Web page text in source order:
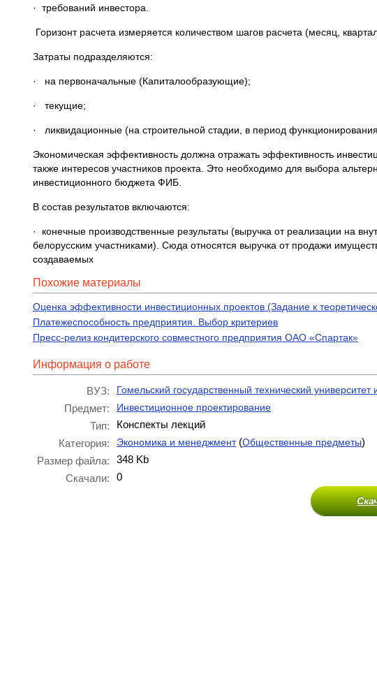
· требований инвестора.
Горизонт расчета измеряется количеством шагов расчета (месяц,
Затраты подразделяются:
· на первоначальные (Капиталообразующие);
· текущие;
· ликвидационные (на строительной стадии, в период
Экономическая эффективность должна отражать эффективность
также интересов участников проекта. Это необходимо для выбора
инвестиционного бюджета ФИБ.
В состав результатов включаются:
· конечные производственные результаты (выручка от реализации на
белорусским участниками). Сюда относятся выручка от продажи
создаваемых
Похожие материалы
Оценка эффективности инвестиционных проектов (Задание к
Платежеспособность предприятия. Выбор критериев
Пресс-релиз кондитерского совместного предприятия ОАО «Спартак»
Информация о работе
ВУЗ: Гомельский государственный технический
Предмет: Инвестиционное проектирование
Тип:
Конспекты лекций
Категория:
Экономика и менеджмент(Общественные предметы)
Размер файла:
348 Kb
Скачали:
0